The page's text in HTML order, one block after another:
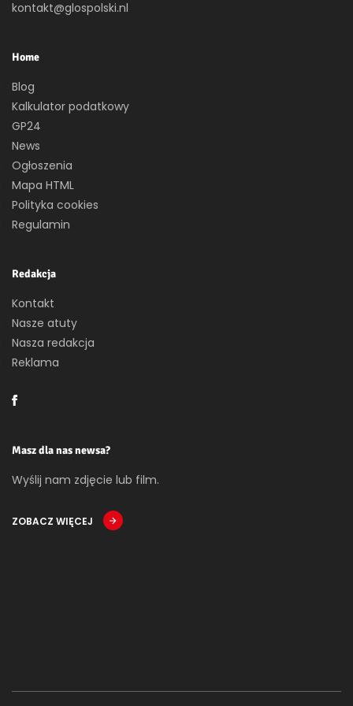
kontakt@glospolski.nl
Home
Blog
Kalkulator podatkowy
GP24
News
Ogłoszenia
Mapa HTML
Polityka cookies
Regulamin
Redakcja
Kontakt
Nasze atuty
Nasza redakcja
Reklama
Masz dla nas newsa?
Wyślij nam zdjęcie lub film.
ZOBACZ WIĘCEJ